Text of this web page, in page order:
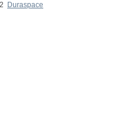
Duraspace